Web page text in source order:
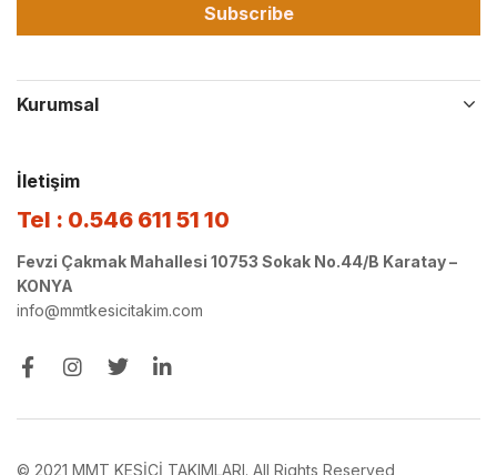
Subscribe
Kurumsal
İletişim
Tel : 0.546 611 51 10
Fevzi Çakmak Mahallesi 10753 Sokak No.44/B Karatay –
KONYA
info@mmtkesicitakim.com
© 2021 MMT KESİCİ TAKIMLARI. All Rights Reserved